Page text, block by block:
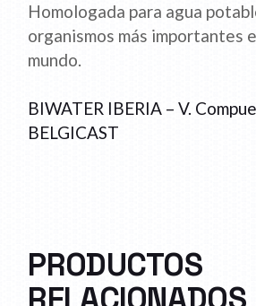
Homologada para agua
organismos más importantes
mundo.
BIWATER IBERIA – V.
BELGICAST
PRODUCTOS